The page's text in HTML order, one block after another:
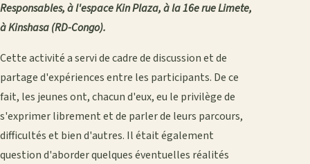
Responsables, à l'espace Kin Plaza, à la 16e rue Limete,
à Kinshasa (RD-Congo).
Cette activité a servi de cadre de discussion et de
partage d'expériences entre les participants. De ce
fait, les jeunes ont, chacun d'eux, eu le privilège de
s'exprimer librement et de parler de leurs parcours,
difficultés et bien d'autres. Il était également
question d'aborder quelques éventuelles réalités